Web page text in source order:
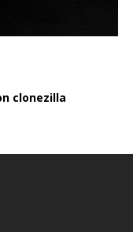
clonezilla